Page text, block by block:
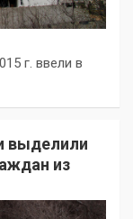
г. ввели в
выделили
из